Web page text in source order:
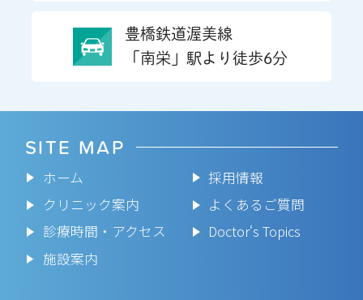
豊橋鉄道渥美線
「南栄」駅より徒歩6分
SITE MAP
ホーム
採用情報
クリニック案内
よくあるご質問
診療時間・アクセス
Doctor‘s Topics
施設案内